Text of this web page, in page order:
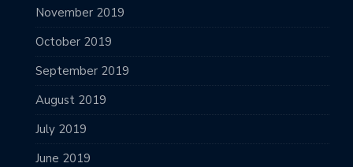
November 2019
October 2019
September 2019
August 2019
July 2019
June 2019